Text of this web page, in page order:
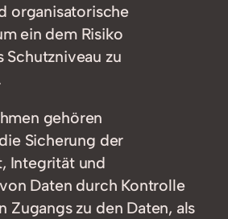
organisatorische
ein dem Risiko
Schutzniveau zu
gehören
Sicherung der
Integrität und
Daten durch Kontrolle
Zugangs zu den Daten, als